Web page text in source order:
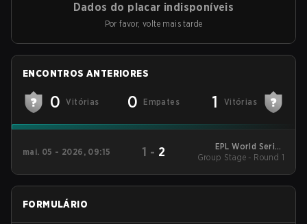
Dados do placar indisponíveis
Por favor, volte mais tarde
ENCONTROS ANTERIORES
0 Vitórias 0 Empates 1 Vitórias
mai. 05 - 2026, 09:15 1 - 2
EPL World Series
Southeast Asia
Group Stage - Round 1
FORMULÁRIO